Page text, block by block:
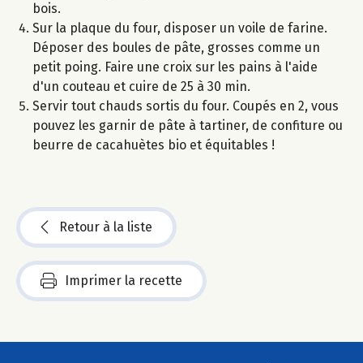
bois.
Sur la plaque du four, disposer un voile de farine.
Déposer des boules de pâte, grosses comme un
petit poing. Faire une croix sur les pains à l'aide
d'un couteau et cuire de 25 à 30 min.
Servir tout chauds sortis du four. Coupés en 2, vous
pouvez les garnir de pâte à tartiner, de confiture ou
beurre de cacahuètes bio et équitables !
Retour à la liste
Imprimer la recette